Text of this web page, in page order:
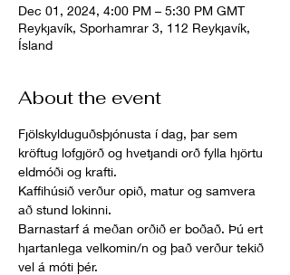
Dec 01, 2024, 4:00 PM – 5:30 PM GMT
Reykjavík, Sporhamrar 3, 112 Reykjavík,
Ísland
About the event
Fjölskylduguðsþjónusta í dag, þar sem
kröftug lofgjörð og hvetjandi orð fylla hjörtu
eldmóði og krafti.
Kaffihúsið verður opið, matur og samvera
að stund lokinni.
Barnastarf á meðan orðið er boðað. Þú ert
hjartanlega velkomin/n og það verður tekið
vel á móti þér.